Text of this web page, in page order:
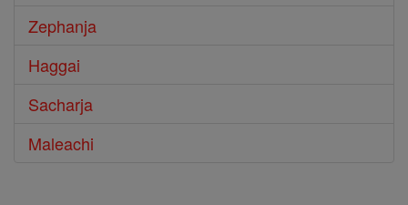
Zephanja
Haggai
Sacharja
Maleachi